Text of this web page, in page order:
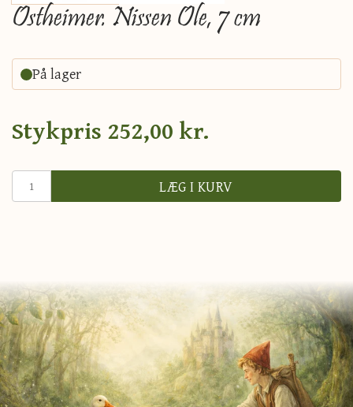
Ostheimer. Nissen Ole, 7 cm
På lager
Stykpris 252,00 kr.
LÆG I KURV